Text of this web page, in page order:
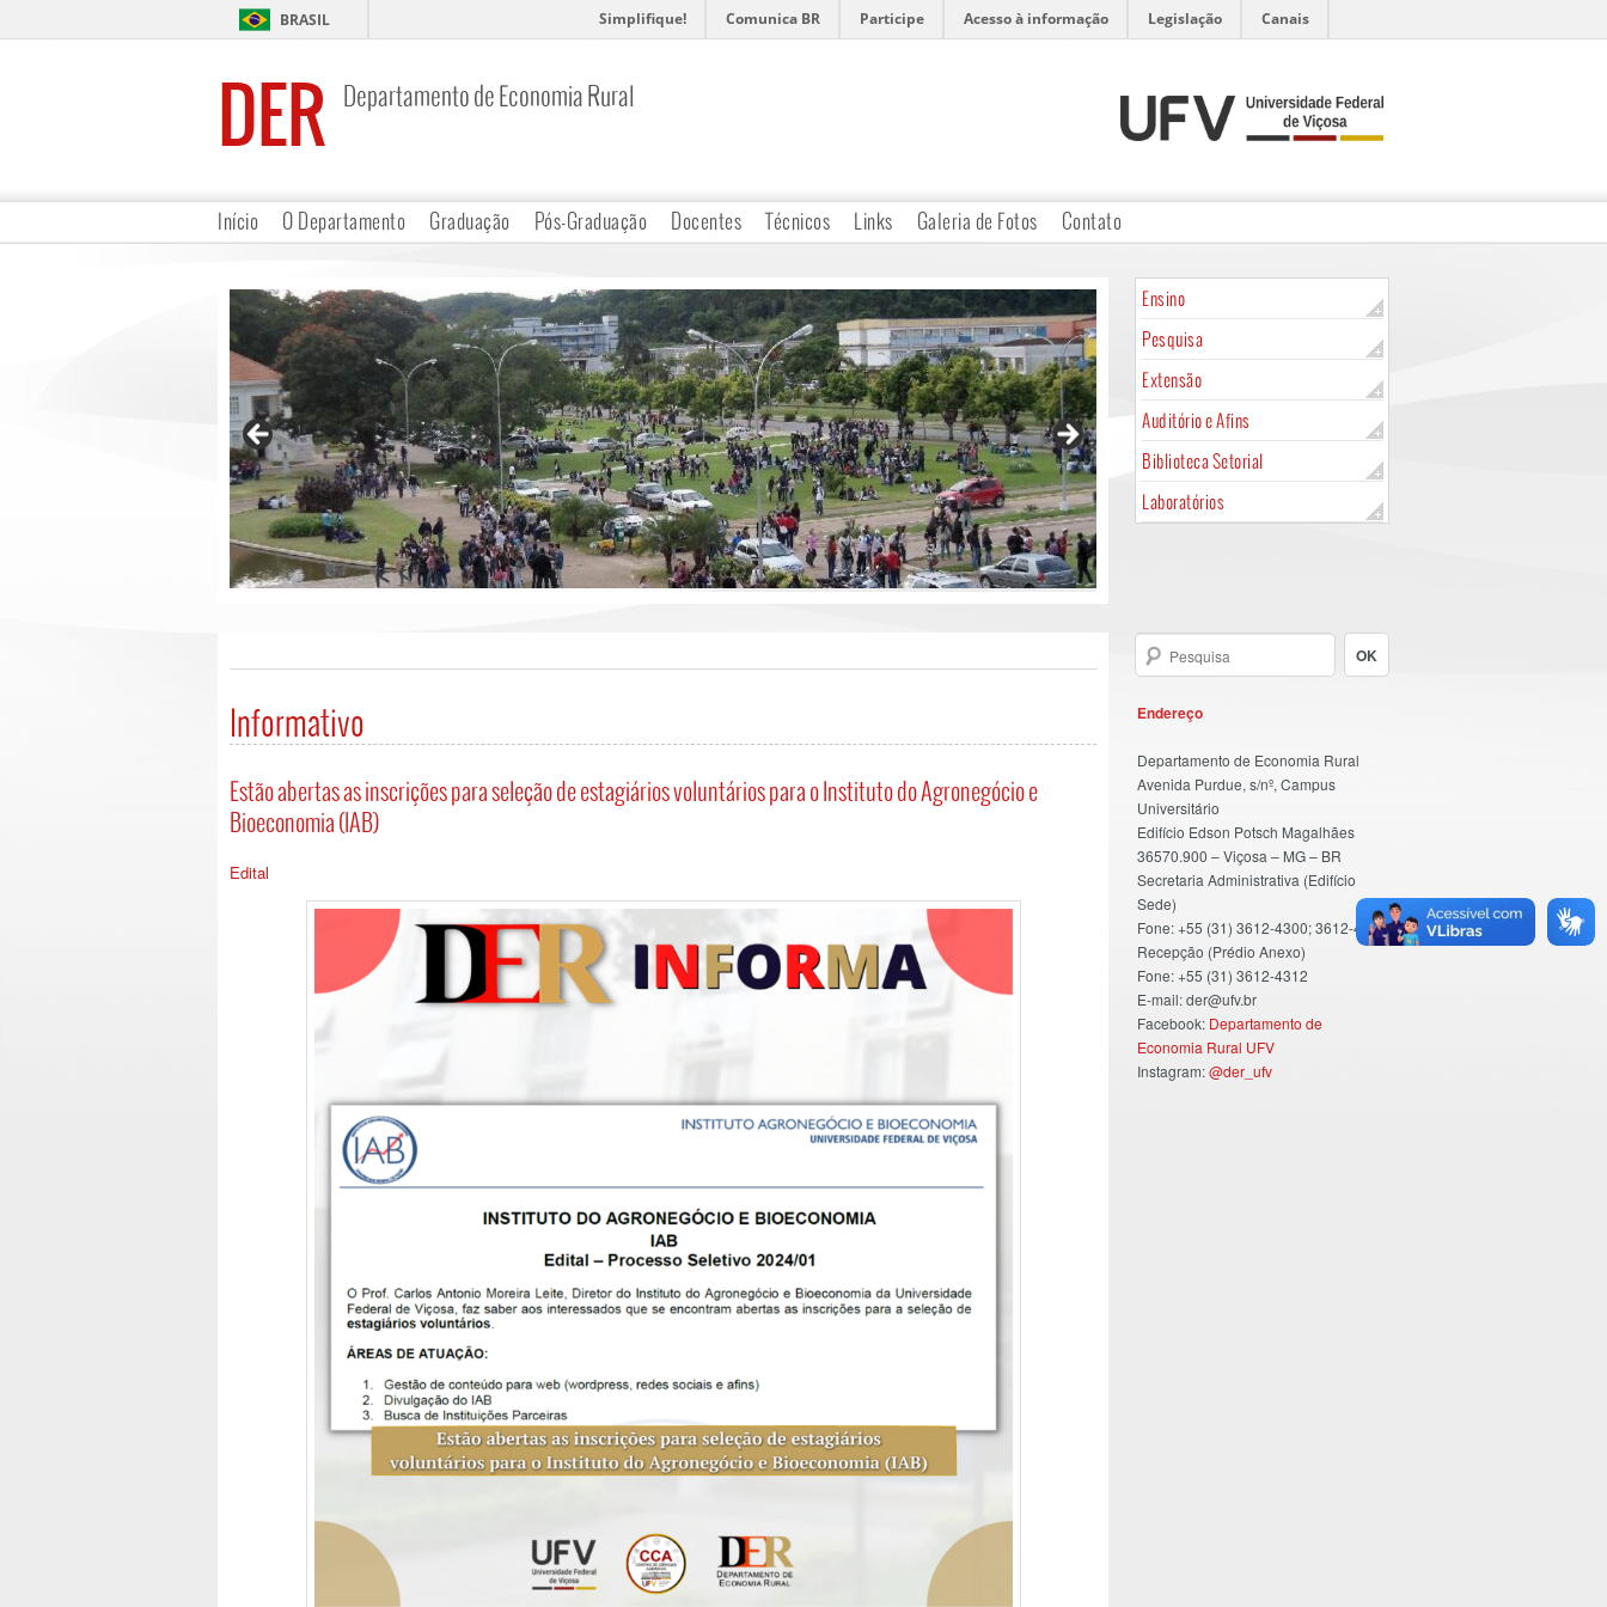
BRASIL Simplifique! Comunica BR Participe Acesso à informação Legislação Canais
DER Departamento de Economia Rural
Início O Departamento Graduação Pós-Graduação Docentes Técnicos Links Galeria de Fotos Contato
Ensino
Pesquisa
Extensão
Auditório e Afins
Biblioteca Setorial
Laboratórios
Endereço
Departamento de Economia Rural
Avenida Purdue, s/nº, Campus
Universitário
Edifício Edson Potsch Magalhães
36570.900 – Viçosa – MG – BR
Secretaria Administrativa (Edifício
Sede)
Fone: +55 (31) 3612-4300; 3612-4301
Recepção (Prédio Anexo)
Fone: +55 (31) 3612-4312
E-mail: der@ufv.br
Facebook: Departamento de
Economia Rural UFV
Instagram:@der_ufv
Informativo
Estão abertas as inscrições para seleção de estagiários voluntários para o Instituto do Agronegócio e
Bioeconomia (IAB)
Edital